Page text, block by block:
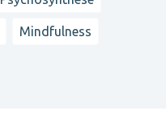
Mindfulness